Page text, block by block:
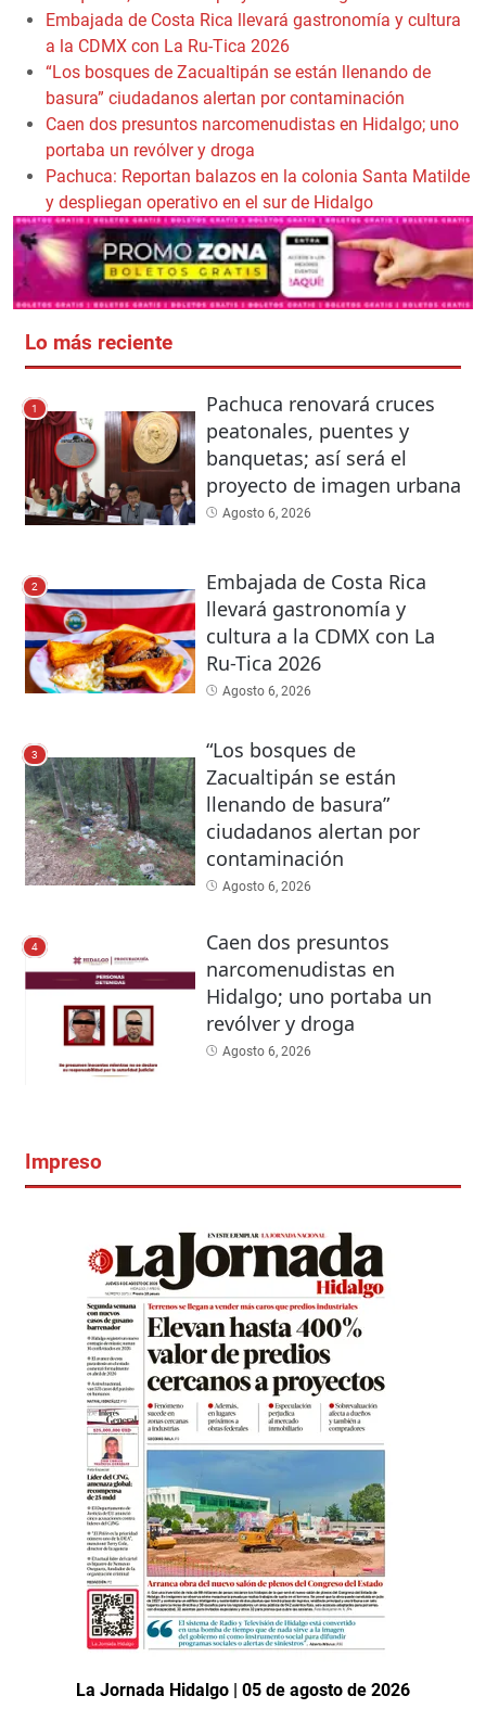
Embajada de Costa Rica llevará gastronomía y cultura
a la CDMX con La Ru-Tica 2026
“Los bosques de Zacualtipán se están llenando de
basura” ciudadanos alertan por contaminación
Caen dos presuntos narcomenudistas en Hidalgo; uno
portaba un revólver y droga
Pachuca: Reportan balazos en la colonia Santa Matilde
y despliegan operativo en el sur de Hidalgo
Lo más reciente
1
Pachuca renovará cruces
peatonales, puentes y
banquetas; así será el
proyecto de imagen urbana
Agosto 6, 2026
2
Embajada de Costa Rica
llevará gastronomía y
cultura a la CDMX con La
Ru-Tica 2026
Agosto 6, 2026
3
“Los bosques de
Zacualtipán se están
llenando de basura”
ciudadanos alertan por
contaminación
Agosto 6, 2026
4
Caen dos presuntos
narcomenudistas en
Hidalgo; uno portaba un
revólver y droga
Agosto 6, 2026
Impreso
La Jornada Hidalgo | 05 de agosto de 2026